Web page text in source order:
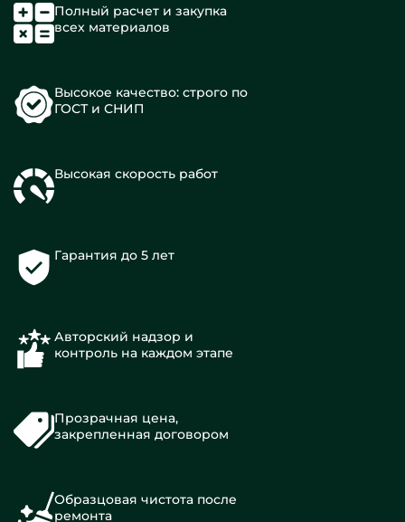
Полный расчет и закупка
всех материалов
Высокое качество: строго по
ГОСТ и СНИП
Высокая скорость работ
Гарантия до 5 лет
Авторский надзор и
контроль на каждом этапе
Прозрачная цена,
закрепленная договором
Образцовая чистота после
ремонта